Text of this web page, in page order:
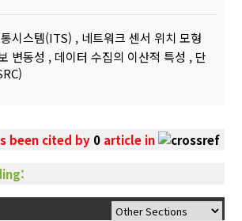
시스템(ITS) , 네트워크 센서 위치 모형
변동성 , 데이터 수집의 이산적 특성 , 단
been cited by 0 article in